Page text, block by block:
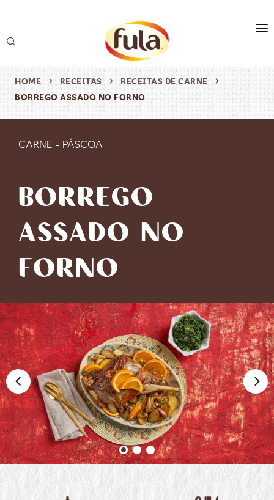
produtos
receitas
HOME RECEITAS
RECEITAS DE CARNE
BORREGO ASSADO NO FORNO
CARNE - PÁSCOA
BORREGO
ASSADO NO
FORNO